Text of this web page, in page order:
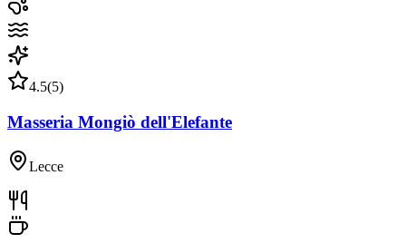
4.5(5)
Masseria Mongiò dell'Elefante
Lecce